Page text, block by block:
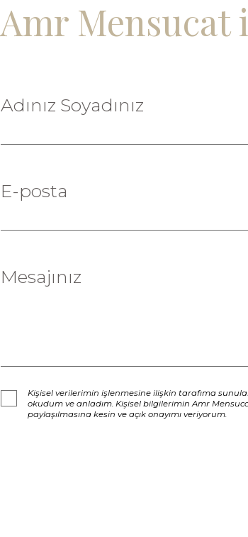
Amr Mensucat
Adınız Soyadınız
E-posta
Mesajınız
Kişisel verilerimin işlenmesine ilişkin tarafıma
okudum ve anladım. Kişisel bilgilerimin Amr
paylaşılmasına kesin ve açık onayımı veriyorum.